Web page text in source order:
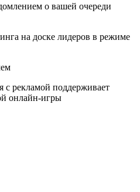
о вашей очереди
на доске лидеров в режиме
с рекламой поддерживает
онлайн-игры